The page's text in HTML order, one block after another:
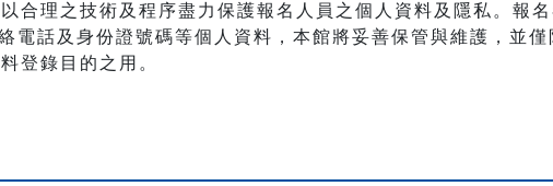
合理之技術及程序盡力保護報名人員之個人資料及隱私。報名
電話及身份證號碼等個人資料，本館將妥善保管與維護，並僅
登錄目的之用。